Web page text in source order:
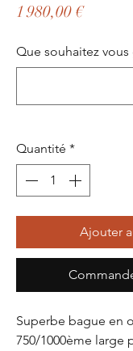
1 980,00 €Prix
Que souhaitez vous
Quantité *
Ajouter
Superbe bague en
750/1000ème large